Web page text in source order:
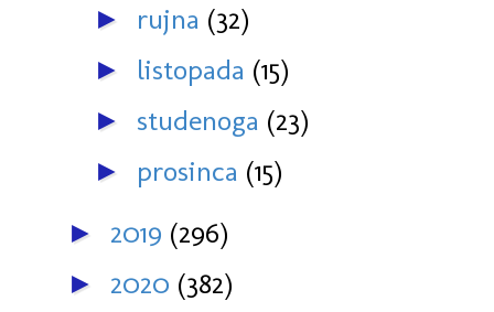
► rujna (32)
► listopada (15)
► studenoga (23)
► prosinca (15)
► 2019 (296)
► 2020 (382)